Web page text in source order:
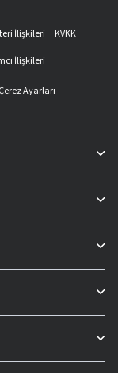
İlişkileri
KVKK
İlişkileri
Çerez Ayarları